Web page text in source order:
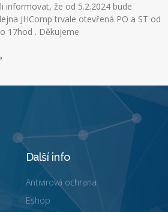
informovat, že od 5.2.2024 bude
JHComp trvale otevřená PO a ST od
17hod . Děkujeme
Další info
Antivirová ochrana
Eshop